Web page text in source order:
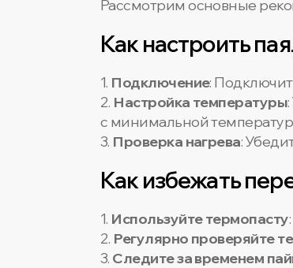
Рассмотрим основные
Как настроить
1. Подключение:
2. Настройка температуры
с минимальной
3. Проверка нагрева:
Как избежать
1. Используйте термопасту
2. Регулярно проверяйте
3. Следите за временем